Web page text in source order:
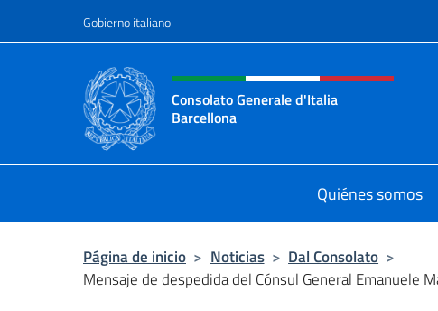
Gobierno italiano
Encabezado del sitio web,
Consolato Generale d'Italia
Barcellona
Quiénes somos
Página de inicio > Noticias > Dal Consolato >
Mensaje de despedida del Cónsul General Emanuele